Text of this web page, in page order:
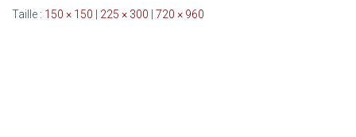
Taille : 150 × 150 225 × 300 720 × 960